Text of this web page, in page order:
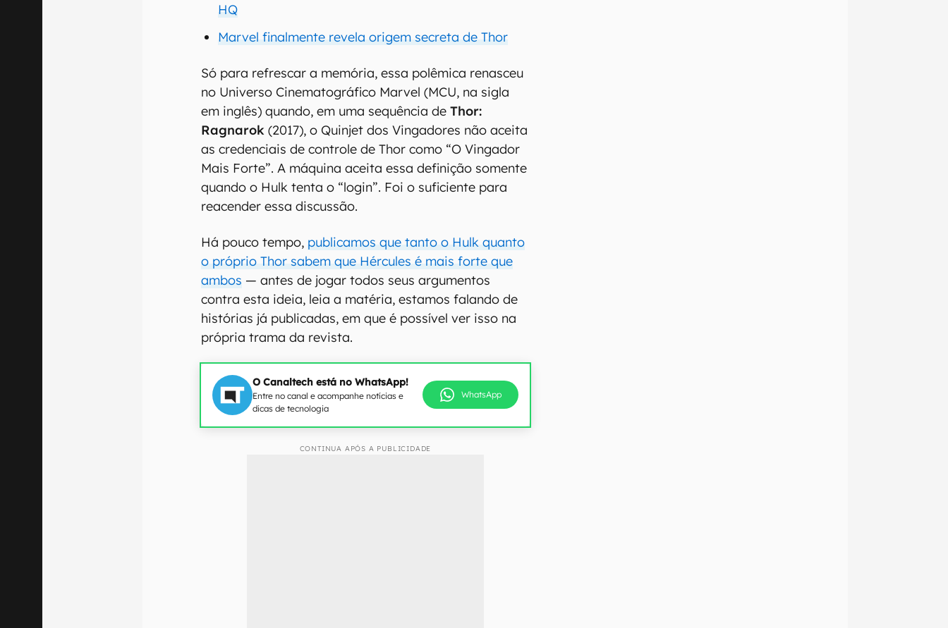
HQ
Marvel finalmente revela origem secreta de Thor
Só para refrescar a memória, essa polêmica renasceu
no Universo Cinematográfico Marvel (MCU, na sigla
em inglês) quando, em uma sequência de Thor:
Ragnarok (2017), o Quinjet dos Vingadores não aceita
as credenciais de controle de Thor como “O Vingador
Mais Forte”. A máquina aceita essa definição somente
quando o Hulk tenta o “login”. Foi o suficiente para
reacender essa discussão.
Há pouco tempo, publicamos que tanto o Hulk quanto
o próprio Thor sabem que Hércules é mais forte que
ambos — antes de jogar todos seus argumentos
contra esta ideia, leia a matéria, estamos falando de
histórias já publicadas, em que é possível ver isso na
própria trama da revista.
O Canaltech está no WhatsApp!
Entre no canal e acompanhe notícias e
dicas de tecnologia
WhatsApp
CONTINUA APÓS A PUBLICIDADE